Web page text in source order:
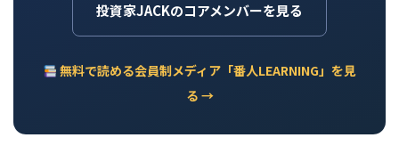
投資家JACKのコアメンバーを見る
無料で読める会員制メディア「番人LEARNING」を見
る →